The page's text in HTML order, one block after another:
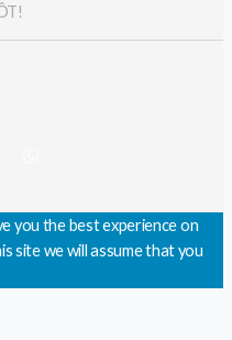
you the best experience on
site we will assume that you